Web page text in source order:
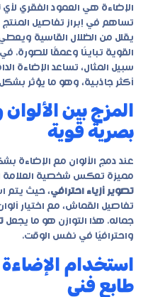
الإضاءة هي العمود الفقري لأي
تساهم في إبراز تفاصيل
يقلل من الظلال القاسية
القوية تباينًا وعمقًا للصورة. في
سبيل المثال، تساعد الإضاءة
أكثر جاذبية، وهو ما يؤثر
المزج بين
بصرية قوية
عند دمج الألوان مع الإضاءة
مميزة تعكس شخصية العلامة
تصوير أزياء احترافي، حيث يتم
تفاصيل القماش، مع اختيار
جماله. هذا التوازن هو ما يجعل
واحترافيًا في نفس الوقت.
استخدام الإضاءة
طابع فني